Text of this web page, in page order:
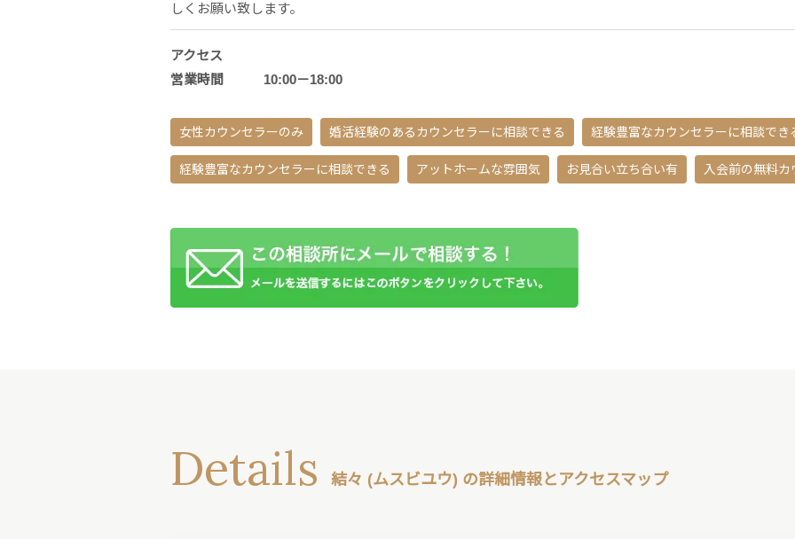
しくお願い致します。
アクセス
営業時間 10:00－18:00
女性カウンセラーのみ 婚活経験のあるカウンセラーに相談できる 経験豊富なカウンセラーに相談でき
経験豊富なカウンセラーに相談できる アットホームな雰囲気 お見合い立ち合い有 入会前の無料
Details 結々 (ムスビユウ) の詳細情報とアクセスマップ